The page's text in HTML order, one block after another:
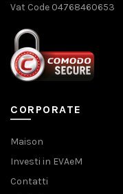
Vat Code 04768460653
CORPORATE
Maison
Investi in EVAeM
Contatti